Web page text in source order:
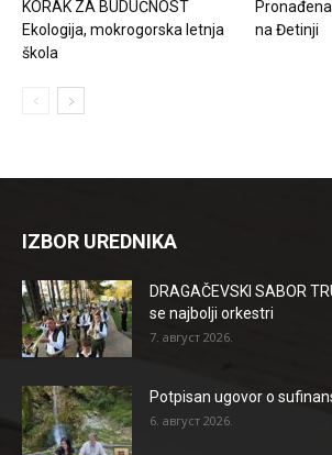
KORAK ZA BUDUĆNOST
Ekologija, mokrogorska letnja
škola
na Đetinji
IZBOR UREDNIKA
DRAGAČEVSKI SABOR
se najbolji orkestri
7. август 2026.
Potpisan ugovor o
6. август 2026.